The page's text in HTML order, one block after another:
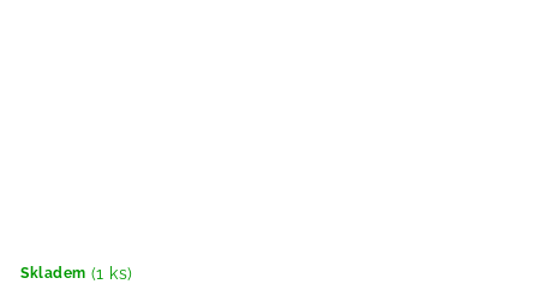
Skladem (1 ks)